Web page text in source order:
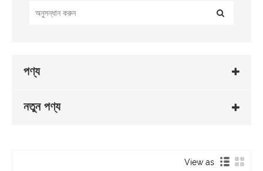
পণ্য
নতুন পণ্য
View as